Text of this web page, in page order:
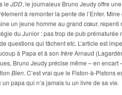
le JDD, le journaleux Bruno Jeudy offre
à remonter la pente de l’Enfer.
un jeune homme au grand cœur, repenti
du Junior : pas trop de pub
questions qui fâchent etc. L’article est
à Papa et à son frèreArnaud
Bruno Jeudy précise même – en
Bien. C’est vrai que le Fiston-à-Pistons
un papa qui n’a jamais lu un livre de sa vie.